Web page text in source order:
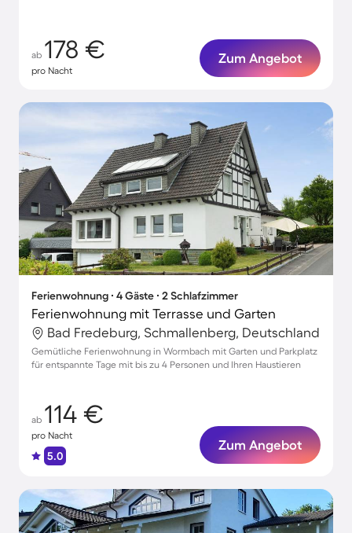
ab 178 €
pro Nacht
Zum Angebot
Ferienwohnung ∙ 4 Gäste ∙ 2 Schlafzimmer
Ferienwohnung mit Terrasse und Garten
Bad Fredeburg, Schmallenberg, Deutschland
Gemütliche Ferienwohnung in Wormbach mit Garten und Parkplatz
für entspannte Tage mit bis zu 4 Personen und Ihren Haustieren
ab 114 €
pro Nacht
5.0
Zum Angebot